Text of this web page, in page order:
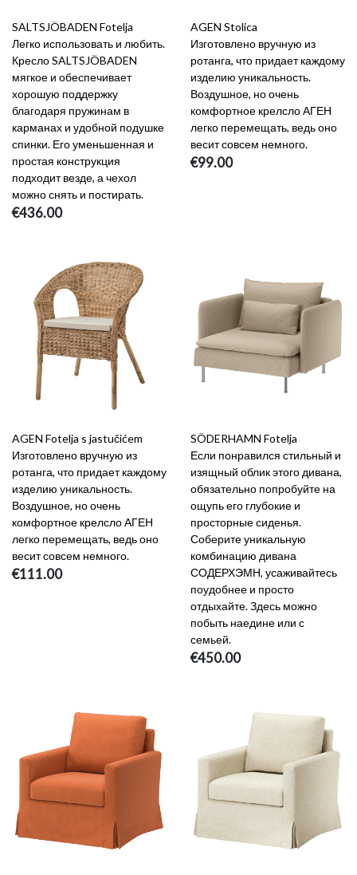
SALTSJÖBADEN Fotelja
Легко использовать и любить.
Кресло SALTSJÖBADEN
мягкое и обеспечивает
хорошую поддержку
благодаря пружинам в
карманах и удобной подушке
спинки. Его уменьшенная и
простая конструкция
подходит везде, а чехол
можно снять и постирать.
€436.00
AGEN Stolica
Изготовлено вручную из
ротанга, что придает каждому
изделию уникальность.
Воздушное, но очень
комфортное крелсло АГЕН
легко перемещать, ведь оно
весит совсем немного.
€99.00
AGEN Fotelja s jastučićem
Изготовлено вручную из
ротанга, что придает каждому
изделию уникальность.
Воздушное, но очень
комфортное крелсло АГЕН
легко перемещать, ведь оно
весит совсем немного.
€111.00
SÖDERHAMN Fotelja
Если понравился стильный и
изящный облик этого дивана,
обязательно попробуйте на
ощупь его глубокие и
просторные сиденья.
Соберите уникальную
комбинацию дивана
СОДЕРХЭМН, усаживайтесь
поудобнее и просто
отдыхайте. Здесь можно
побыть наедине или с
семьей.
€450.00